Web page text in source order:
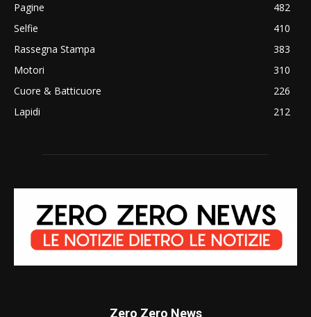
Pagine
482
Selfie
410
Rassegna Stampa
383
Motori
310
Cuore & Batticuore
226
Lapidi
212
Zero Zero News